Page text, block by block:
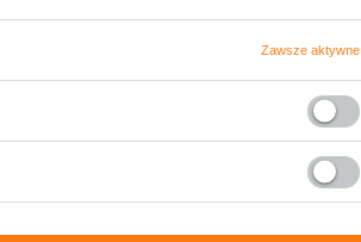
Napisz swoją opinię
Zawsze aktywne